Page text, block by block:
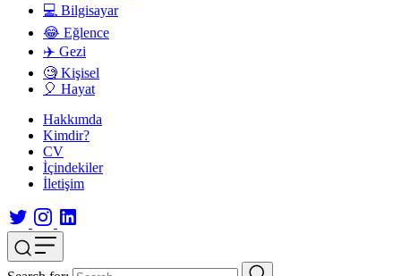
💻 Bilgisayar
😂 Eğlence
✈️ Gezi
🧐 Kişisel
🎈 Hayat
Hakkımda
Kimdir?
CV
İçindekiler
İletişim